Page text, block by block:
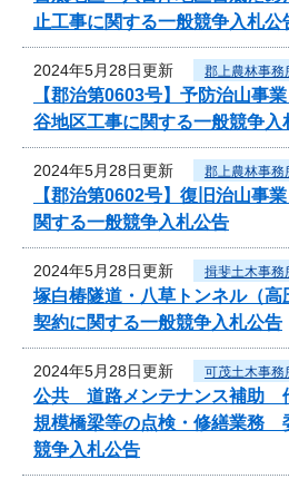
止工事に関する一般競争入札公
2024年5月28日更新 郡上農林事務
【郡治第0603号】予防治山事
谷地区工事に関する一般競争入
2024年5月28日更新 郡上農林事務
【郡治第0602号】復旧治山事
関する一般競争入札公告
2024年5月28日更新 揖斐土木事務
塚白椿隧道・八草トンネル（
契約に関する一般競争入札公告
2024年5月28日更新 可茂土木事務
公共 道路メンテナンス補助
規模橋梁等の点検・修繕業務
競争入札公告